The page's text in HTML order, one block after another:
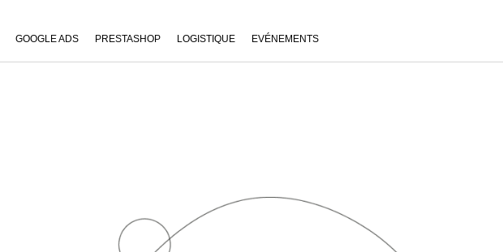
GOOGLE ADS PRESTASHOP LOGISTIQUE EVÉNEMENTS